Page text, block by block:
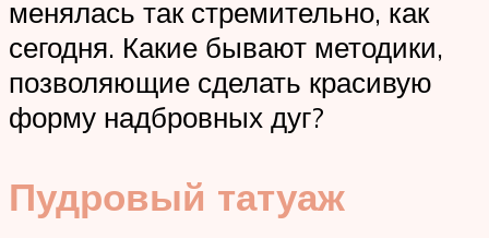
менялась так стремительно, как
сегодня. Какие бывают методики,
позволяющие сделать красивую
форму надбровных дуг?
Пудровый татуаж